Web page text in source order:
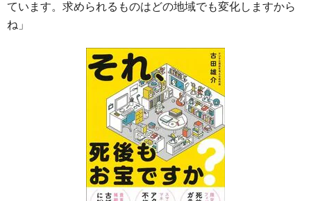
ています。求められるものはどの地域でも変化しますから
ね」